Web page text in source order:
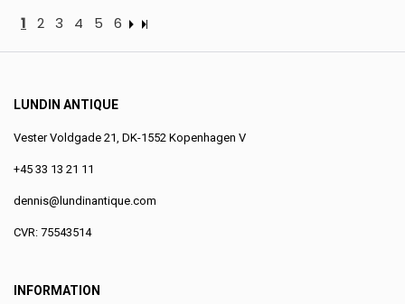
1 2 3 4 5 6
LUNDIN ANTIQUE
Vester Voldgade 21, DK-1552 Kopenhagen V
+45 33 13 21 11
dennis@lundinantique.com
CVR: 75543514
INFORMATION